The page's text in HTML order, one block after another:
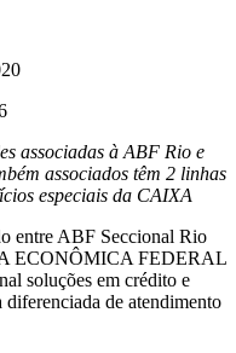
associadas à ABF Rio e
associados têm 2 linhas
especiais da CAIXA
entre ABF Seccional Rio
ECONÔMICA FEDERAL
soluções em crédito e
diferenciada de atendimento